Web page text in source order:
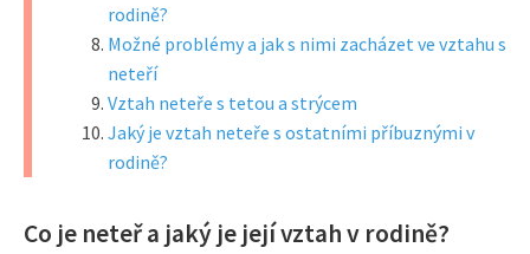
rodině?
Možné problémy a jak s nimi zacházet ve vztahu s
neteří
Vztah neteře s tetou a strýcem
Jaký je vztah neteře s ostatními příbuznými v
rodině?
Co je neteř a jaký je její vztah v rodině?